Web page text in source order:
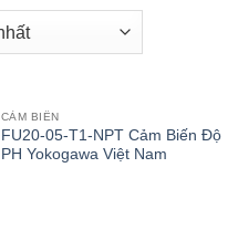
CẢM BIẾN
FU20-05-T1-NPT Cảm Biến Độ
PH Yokogawa Việt Nam